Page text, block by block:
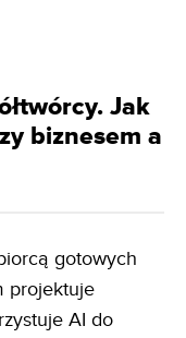
Jak
biznesem a
gotowych
projektuje
AI do